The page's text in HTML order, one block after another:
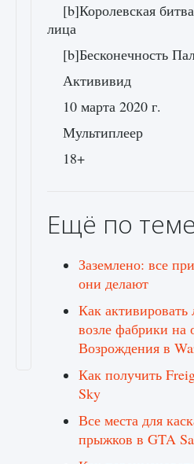
[b]Королевская
лица
[b]Бесконечность
Актививид
10 марта 2020 г.
Мультиплеер
18+
Ещё по
Заземлено: все
они делают
Как
возле фабрики на
Возрождения в
Как получить
Sky
Все места для
прыжков в GTA